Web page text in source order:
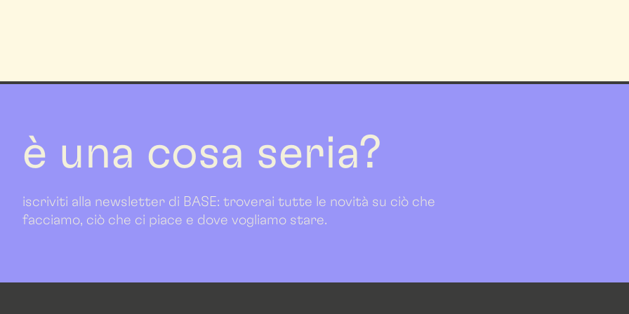
è una cosa seria?
iscriviti alla newsletter di BASE: troverai tutte le novità su ciò che
facciamo, ciò che ci piace e dove vogliamo stare.